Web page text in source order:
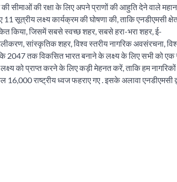
सीमाओं की रक्षा के लिए अपने प्राणों की आहुति देने वाले
सूत्रीय लक्ष्य कार्यक्रम की घोषणा की, ताकि एनडीएमसी
किया, जिसमें सबसे स्वच्छ शहर, सबसे हरा-भरा शहर, ई-
सांस्कृतिक शहर, विश्व स्तरीय नागरिक अवसंरचना,
2047 तक विकसित भारत बनाने के लक्ष्य के लिए सभी को
लक्ष्य को प्राप्त करने के लिए कड़ी मेहनत करें, ताकि हम
राष्ट्रीय ध्वज फहराए गए . इसके अलावा एनडीएमसी